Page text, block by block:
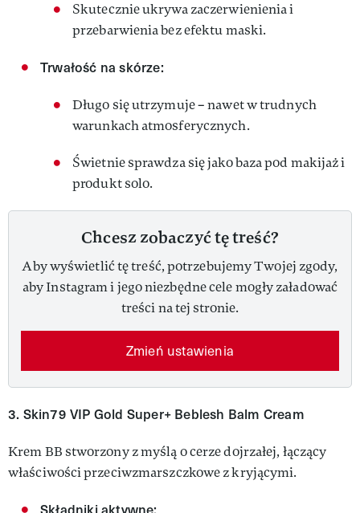
Skutecznie ukrywa zaczerwienienia i
przebarwienia bez efektu maski.
Trwałość na skórze:
Długo się utrzymuje – nawet w trudnych
warunkach atmosferycznych.
Świetnie sprawdza się jako baza pod makijaż i
produkt solo.
Chcesz zobaczyć tę treść?
Aby wyświetlić tę treść, potrzebujemy Twojej zgody,
aby Instagram i jego niezbędne cele mogły załadować
treści na tej stronie.
Zmień ustawienia
3. Skin79 VIP Gold Super+ Beblesh Balm Cream
Krem BB stworzony z myślą o cerze dojrzałej, łączący
właściwości przeciwzmarszczkowe z kryjącymi.​